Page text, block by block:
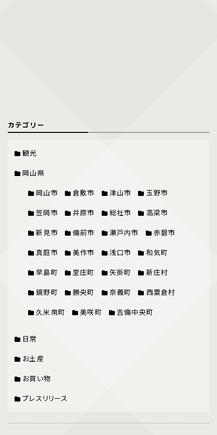
カテゴリー
観光
岡山県
岡山市 倉敷市 津山市 玉野市
笠岡市 井原市 総社市 高梁市
新見市 備前市 瀬戸内市 赤磐市
真庭市 美作市 浅口市 和気町
早島町 里庄町 矢掛町 新庄村
鏡野町 勝央町 奈義町 西粟倉村
久米南町 美咲町 吉備中央町
日常
お土産
お買い物
プレスリリース